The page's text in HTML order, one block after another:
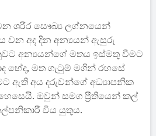
ශරීර සෞඛ්‍ය ලග්නයෙන්
වන අද දින අන්‍යයන් ඇසුරු
අන්‍යයන්ගේ මතය ඉස්මතු වීමට
භේද, මත ගැටුම් මගින් රහසේ
ඇති අය දරුවන්ගේ අධ්‍යාපනික
ඔවුන් සමග ප්‍රීතියෙන් කල්
විය යුතුය.